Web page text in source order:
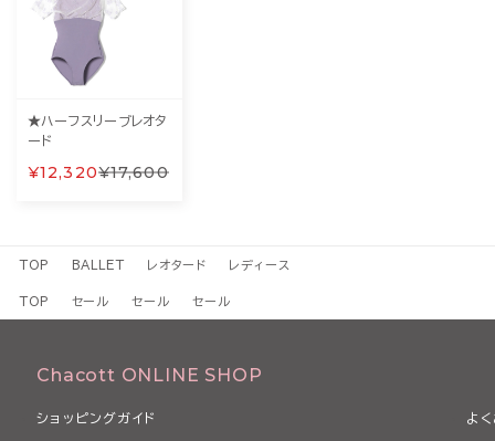
★ハーフスリーブレオタ
ード
¥12,320¥17,600
TOP BALLET レオタード レディース
TOP セール セール セール
Chacott ONLINE SHOP
ショッピングガイド よ